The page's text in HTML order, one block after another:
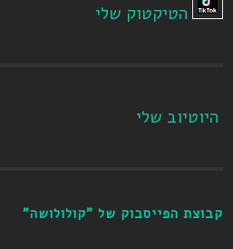
הטיקטוק שלי
היוטיוב שלי
קבוצת הפייסבוק של "קולולושה"